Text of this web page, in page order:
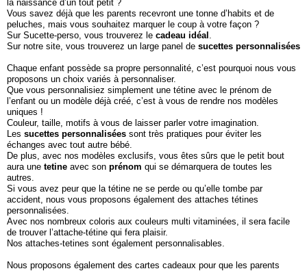
la naissance d’un tout petit ?
Vous savez déjà que les parents recevront une tonne d’habits et de
peluches, mais vous souhaitez marquer le coup à votre façon ?
Sur Sucette-perso, vous trouverez le cadeau idéal .
Sur notre site, vous trouverez un large panel de sucettes personnalisées
Chaque enfant possède sa propre personnalité, c’est pourquoi nous vous
proposons un choix variés à personnaliser.
Que vous personnalisiez simplement une tétine avec le prénom de
l’enfant ou un modèle déjà créé, c’est à vous de rendre nos modèles
uniques !
Couleur, taille, motifs à vous de laisser parler votre imagination.
Les sucettes personnalisées sont très pratiques pour éviter les
échanges avec tout autre bébé.
De plus, avec nos modèles exclusifs, vous êtes sûrs que le petit bout
aura une tetine avec son prénom qui se démarquera de toutes les
autres.
Si vous avez peur que la tétine ne se perde ou qu’elle tombe par
accident, nous vous proposons également des attaches tétines
personnalisées.
Avec nos nombreux coloris aux couleurs multi vitaminées, il sera facile
de trouver l’attache-tétine qui fera plaisir.
Nos attaches-tetines sont également personnalisables.
Nous proposons également des cartes cadeaux pour que les parents